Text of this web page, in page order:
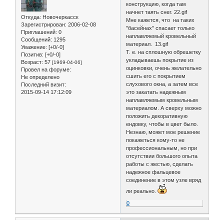
Откуда: Новочеркасск
Зарегистрирован: 2006-02-08
Приглашений: 0
Сообщений: 1295
Уважение: [+0/-0]
Позитив: [+0/-0]
Возраст: 57 [1969-04-06]
Провел на форуме:
Не определено
Последний визит:
2015-09-14 17:12:09
конструкцию, когда там
начнет таять снег. 22.gif
Мне кажется, что на таких
"басейнах" спасает только
наплавляемый кровельный
материал. 13.gif
Т. е. на сплошную обрешетку
укладываешь покрытие из
оцинковки, очень желательно
сшить его с покрытием
слухового окна, а затем все
это закатать надежным
наплавляемым кровельным
материалом. А сверху можно
положить декоративную
ендовку, чтобы в цвет было.
Незнаю, может мое решение
покажеться кому-то не
профессиональным, но при
отсутствии большого опыта
работы с жестью, сделать
надежное фальцевое
соединение в этом узле вряд
ли реально.
0